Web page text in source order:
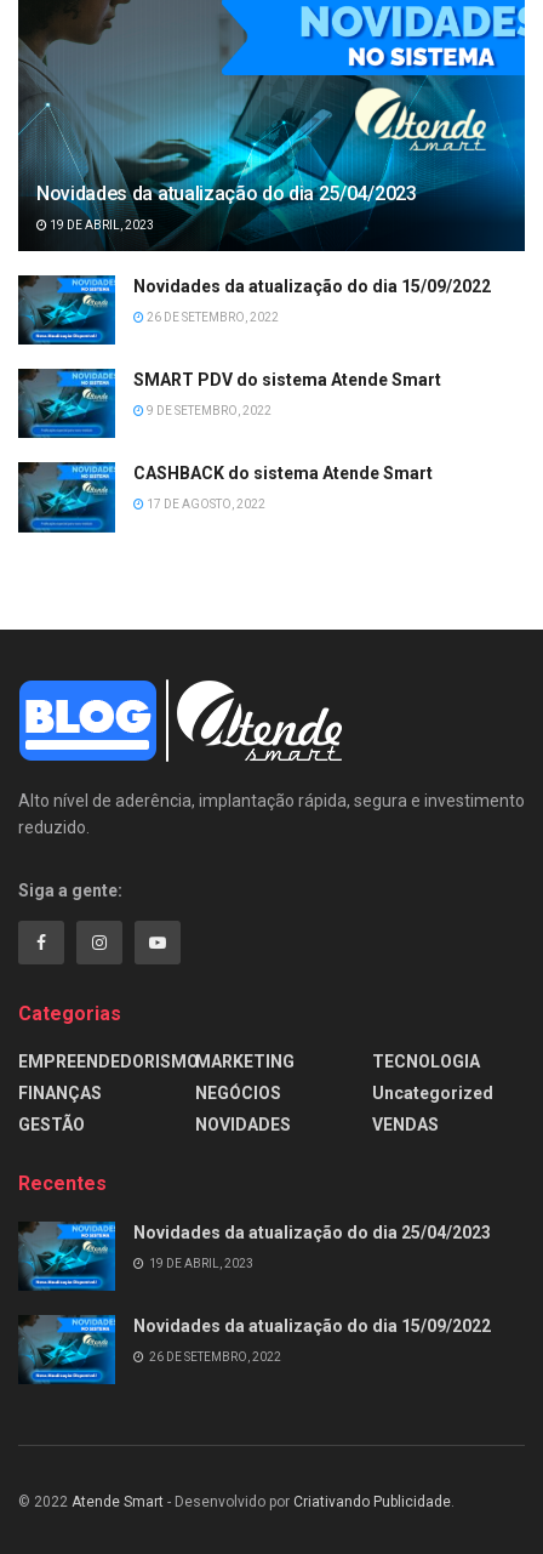
Novidades da atualização do dia 25/04/2023
19 DE ABRIL, 2023
Novidades da atualização do dia 15/09/2022
26 DE SETEMBRO, 2022
SMART PDV do sistema Atende Smart
9 DE SETEMBRO, 2022
CASHBACK do sistema Atende Smart
17 DE AGOSTO, 2022
Alto nível de aderência, implantação rápida, segura e investimento
reduzido.
Siga a gente:
Categorias
EMPREENDEDORISMO
FINANÇAS
GESTÃO
MARKETING
NEGÓCIOS
NOVIDADES
TECNOLOGIA
Uncategorized
VENDAS
Recentes
Novidades da atualização do dia 25/04/2023
19 DE ABRIL, 2023
Novidades da atualização do dia 15/09/2022
26 DE SETEMBRO, 2022
© 2022 Atende Smart - Desenvolvido por Criativando Publicidade.